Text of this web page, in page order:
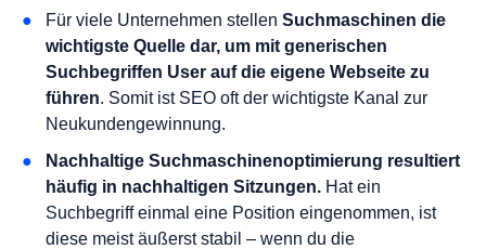
Für viele Unternehmen stellen Suchmaschinen die
wichtigste Quelle dar, um mit generischen
Suchbegriffen User auf die eigene Webseite zu
führen. Somit ist SEO oft der wichtigste Kanal zur
Neukundengewinnung.
Nachhaltige Suchmaschinenoptimierung resultiert
häufig in nachhaltigen Sitzungen. Hat ein
Suchbegriff einmal eine Position eingenommen, ist
diese meist äußerst stabil – wenn du die